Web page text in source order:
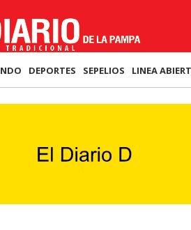
DEPORTES SEPELIOS LINEA